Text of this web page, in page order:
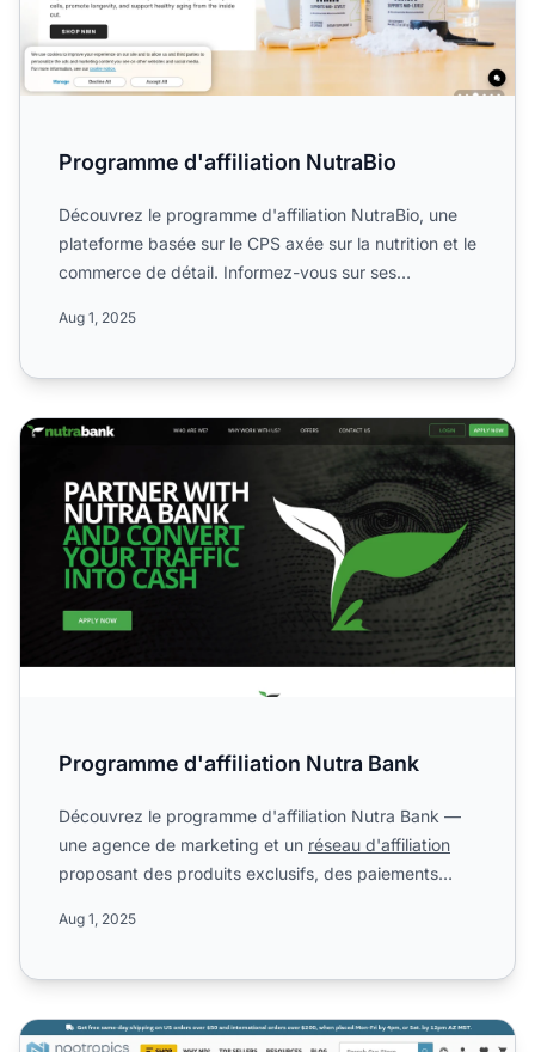
Programme d'affiliation NutraBio
Découvrez le programme d'affiliation NutraBio, une
plateforme basée sur le CPS axée sur la nutrition et le
commerce de détail. Informez-vous sur ses
Aug 1, 2025
Programme d'affiliation Nutra Bank
Programme d'affiliation Nutra Bank
Découvrez le programme d'affiliation Nutra Bank —
une agence de marketing et un réseau d'affiliation
proposant des produits exclusifs, des paiements
Aug 1, 2025
Programme d'affiliation Nootropics Depot